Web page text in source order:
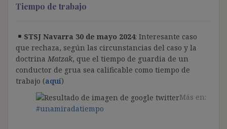
Tiempo de trabajo
STSJ Navarra 30 de mayo 2024: Interesante caso
que rechaza, según las circunstancias del caso y la
doctrina Matzak, que el tiempo de guardia de un
conductor de grua sea calificable como tiempo de
trabajo (aquí)
Más en:
#unamiradatiempo